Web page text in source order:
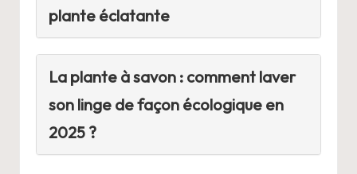
plante éclatante
La plante à savon : comment laver
son linge de façon écologique en
2025 ?